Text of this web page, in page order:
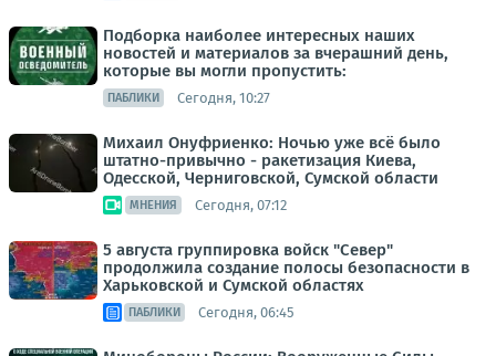
Подборка наиболее интересных наших
новостей и материалов за вчерашний день,
которые вы могли пропустить:
ПАБЛИКИ Сегодня, 10:27
Михаил Онуфриенко: Ночью уже всё было
штатно-привычно - ракетизация Киева,
Одесской, Черниговской, Сумской области
МНЕНИЯ Сегодня, 07:12
5 августа группировка войск "Север"
продолжила создание полосы безопасности в
Харьковской и Сумской областях
ПАБЛИКИ Сегодня, 06:45